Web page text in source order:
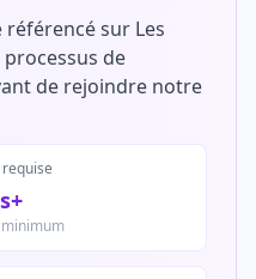
sur Les
processus de
de rejoindre notre